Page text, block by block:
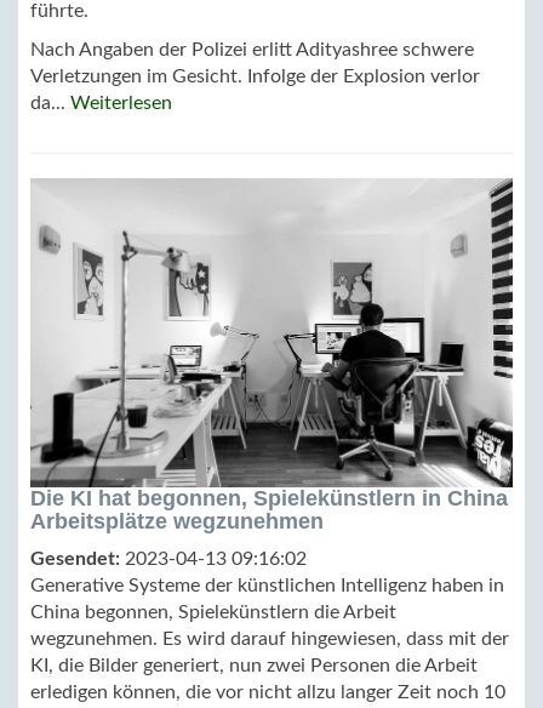
führte.
Nach Angaben der Polizei erlitt Adityashree schwere
Verletzungen im Gesicht. Infolge der Explosion verlor
da... Weiterlesen
Die KI hat begonnen, Spielekünstlern in China
Arbeitsplätze wegzunehmen
Gesendet: 2023-04-13 09:16:02
Generative Systeme der künstlichen Intelligenz haben in
China begonnen, Spielekünstlern die Arbeit
wegzunehmen. Es wird darauf hingewiesen, dass mit der
KI, die Bilder generiert, nun zwei Personen die Arbeit
erledigen können, die vor nicht allzu langer Zeit noch 10